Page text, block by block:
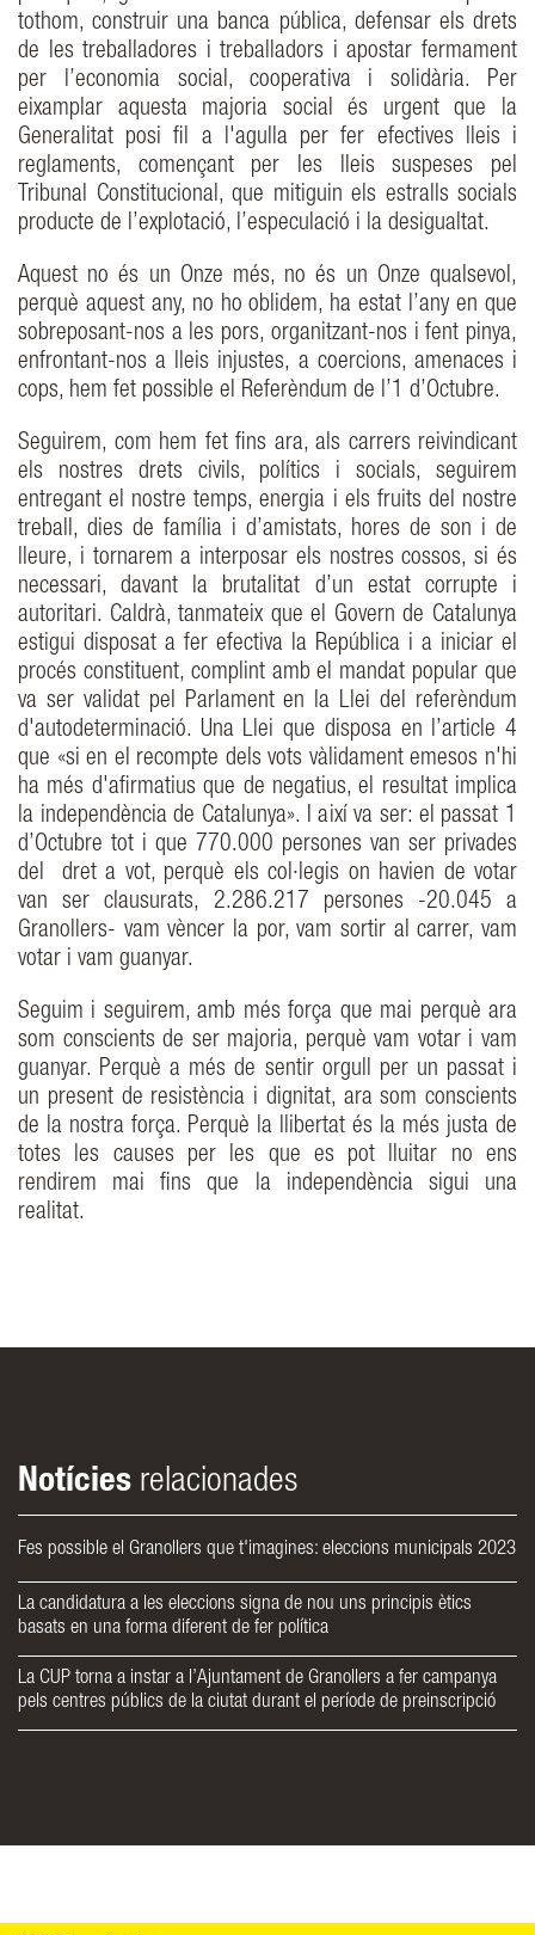
tothom, construir una banca pública, defensar els drets
de les treballadores i treballadors i apostar fermament
per l’economia social, cooperativa i solidària. Per
eixamplar aquesta majoria social és urgent que la
Generalitat posi fil a l'agulla per fer efectives lleis i
reglaments, començant per les lleis suspeses pel
Tribunal Constitucional, que mitiguin els estralls socials
producte de l’explotació, l’especulació i la desigualtat.
Aquest no és un Onze més, no és un Onze qualsevol,
perquè aquest any, no ho oblidem, ha estat l’any en que
sobreposant-nos a les pors, organitzant-nos i fent pinya,
enfrontant-nos a lleis injustes, a coercions, amenaces i
cops, hem fet possible el Referèndum de l’1 d’Octubre.
Seguirem, com hem fet fins ara, als carrers reivindicant
els nostres drets civils, polítics i socials, seguirem
entregant el nostre temps, energia i els fruits del nostre
treball, dies de família i d’amistats, hores de son i de
lleure, i tornarem a interposar els nostres cossos, si és
necessari, davant la brutalitat d’un estat corrupte i
autoritari. Caldrà, tanmateix que el Govern de Catalunya
estigui disposat a fer efectiva la República i a iniciar el
procés constituent, complint amb el mandat popular que
va ser validat pel Parlament en la Llei del referèndum
d'autodeterminació. Una Llei que disposa en l’article 4
que «si en el recompte dels vots vàlidament emesos n'hi
ha més d'afirmatius que de negatius, el resultat implica
la independència de Catalunya». I així va ser: el passat 1
d’Octubre tot i que 770.000 persones van ser privades
del dret a vot, perquè els col·legis on havien de votar
van ser clausurats, 2.286.217 persones -20.045 a
Granollers- vam vèncer la por, vam sortir al carrer, vam
votar i vam guanyar.
Seguim i seguirem, amb més força que mai perquè ara
som conscients de ser majoria, perquè vam votar i vam
guanyar. Perquè a més de sentir orgull per un passat i
un present de resistència i dignitat, ara som conscients
de la nostra força. Perquè la llibertat és la més justa de
totes les causes per les que es pot lluitar no ens
rendirem mai fins que la independència sigui una
realitat.
Notícies relacionades
Fes possible el Granollers que t'imagines: eleccions municipals 2023
La candidatura a les eleccions signa de nou uns principis ètics
basats en una forma diferent de fer política
La CUP torna a instar a l’Ajuntament de Granollers a fer campanya
pels centres públics de la ciutat durant el període de preinscripció